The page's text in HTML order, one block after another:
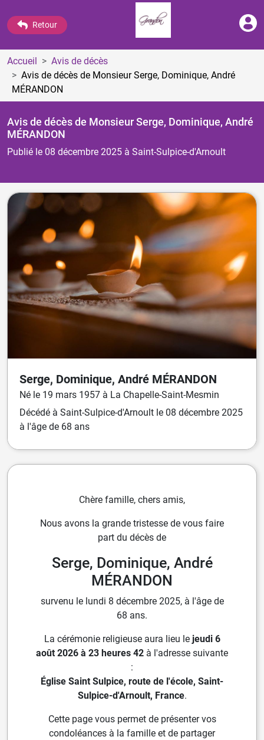
Retour
Accueil
Avis de décès
Avis de décès de Monsieur Serge, Dominique, André
MÉRANDON
Avis de décès de Monsieur Serge, Dominique, André
MÉRANDON
Publié le 08 décembre 2025 à Saint-Sulpice-d'Arnoult
Serge, Dominique, André MÉRANDON
Né le 19 mars 1957 à La Chapelle-Saint-Mesmin
Décédé à Saint-Sulpice-d'Arnoult le 08 décembre 2025
à l'âge de 68 ans
Chère famille, chers amis,
Nous avons la grande tristesse de vous faire
part du décès de
Serge, Dominique, André
MÉRANDON
survenu le lundi 8 décembre 2025, à l'âge de
68 ans.
La cérémonie religieuse aura lieu le jeudi 6
août 2026 à 23 heures 42 à l'adresse suivante
:
Église Saint Sulpice, route de l'école, Saint-
Sulpice-d'Arnoult, France.
Cette page vous permet de présenter vos
condoléances à la famille et de partager